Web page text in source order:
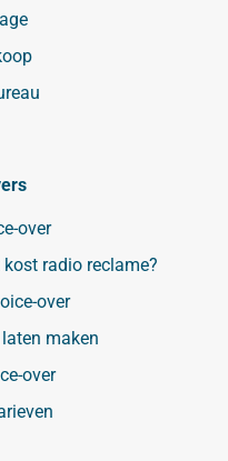
over
radio reclame?
over
maken
over